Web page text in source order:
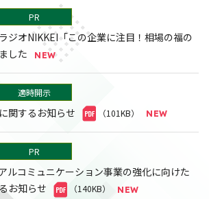
PR
ジオNIKKEI「この企業に注目！相場の福の
した
適時開示
関するお知らせ （101KB）
PR
ルコミュニケーション事業の強化に向けた
お知らせ
（140KB）